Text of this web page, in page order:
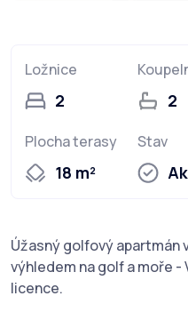
Ložnice
2 2
Plocha terasy
18 m²
Stav
Úžasný golfový apartmán
výhledem na golf a moře
licence.